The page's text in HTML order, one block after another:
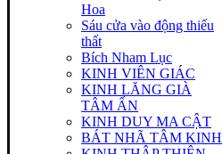
Hoa
Sáu cửa vào động thiếu
thất
Bích Nham Lục
KINH VIÊN GIÁC
KINH LĂNG GIÀ
TÂM ẤN
KINH DUY MA CẬT
BÁT NHÃ TÂM KINH